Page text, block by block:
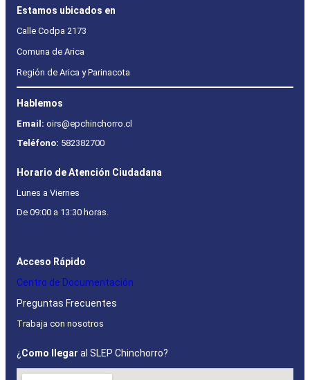
Estamos ubicados en
Calle Codpa 2173
Comuna de Arica
Región de Arica y Parinacota
Hablemos
Email: oirs@epchinchorro.cl
Teléfono: 582382700
Horario de Atención Ciudadana
Lunes a Viernes
De 09:00 a 13:30 horas.
Acceso Rápido
Centro de Documentación
Preguntas Frecuentes
Trabaja con nosotros
¿ Como llegar al SLEP Chinchorro?